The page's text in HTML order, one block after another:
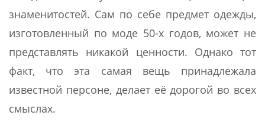
знаменитостей. Сам по себе предмет одежды,
изготовленный по моде 50-х годов, может не
представлять никакой ценности. Однако тот
факт, что эта самая вещь принадлежала
известной персоне, делает её дорогой во всех
смыслах.